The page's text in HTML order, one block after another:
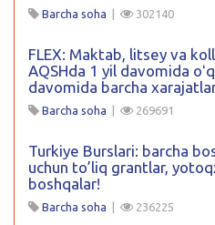
Barcha soha | 302140
FLEX: Maktab, litsey va
AQSHda 1 yil davomida
davomida barcha
Barcha soha | 269691
Turkiye Burslari: barcha
uchun to’liq grantlar,
boshqalar!
Barcha soha | 236225